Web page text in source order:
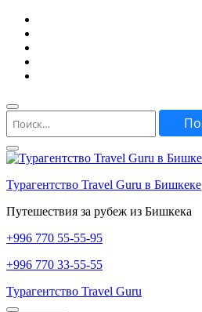
Перейти
содержимому
(нажмите
Enter)
Найти:
Турагентство Travel Guru в Бишкеке
Путешествия за рубеж из Бишкека
+996 770 55-55-95
+996 770 33-55-55
Турагентство Travel Guru